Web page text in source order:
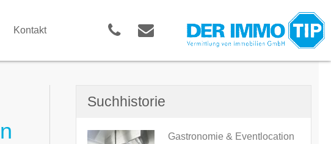
Kontakt
Suchhistorie
Gastronomie & Eventlocation